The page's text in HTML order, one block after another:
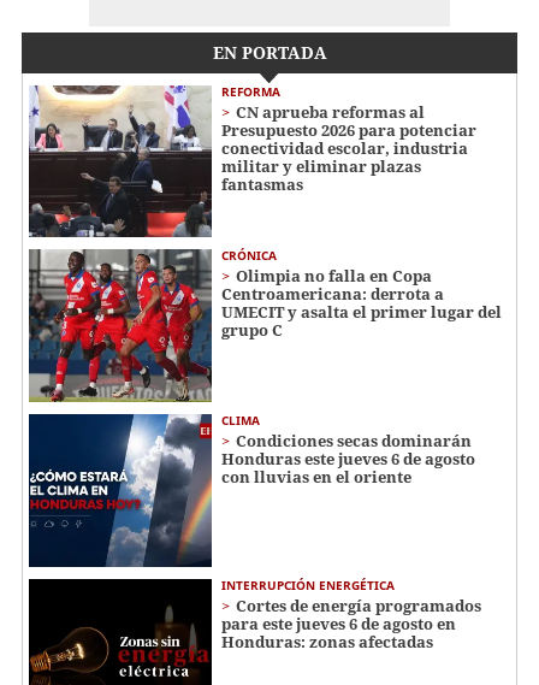
EN PORTADA
REFORMA
CN aprueba reformas al
Presupuesto 2026 para potenciar
conectividad escolar, industria
militar y eliminar plazas
fantasmas
CRÓNICA
Olimpia no falla en Copa
Centroamericana: derrota a
UMECIT y asalta el primer lugar del
grupo C
CLIMA
Condiciones secas dominarán
Honduras este jueves 6 de agosto
con lluvias en el oriente
INTERRUPCIÓN ENERGÉTICA
Cortes de energía programados
para este jueves 6 de agosto en
Honduras: zonas afectadas